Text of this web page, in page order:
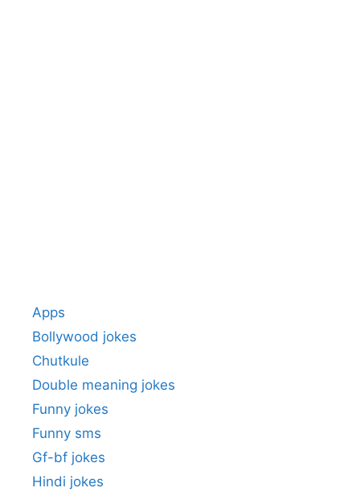
Apps
Bollywood jokes
Chutkule
Double meaning jokes
Funny jokes
Funny sms
Gf-bf jokes
Hindi jokes